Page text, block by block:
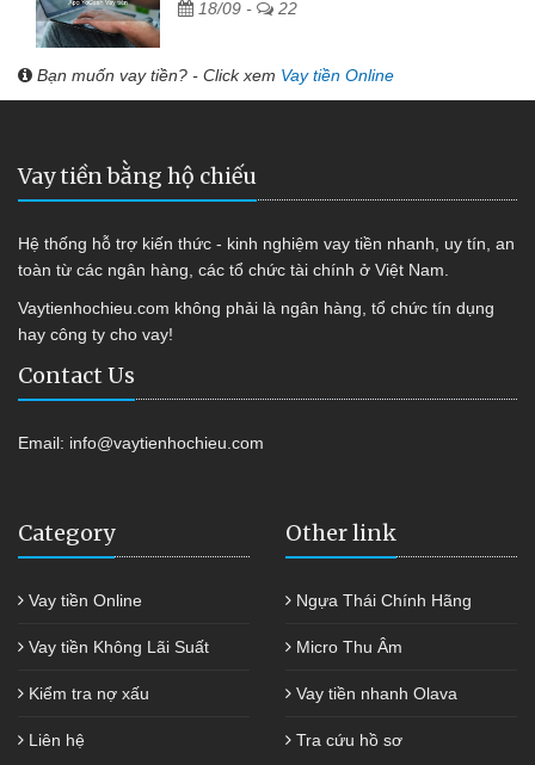
18/09 - 22
Bạn muốn vay tiền? - Click xem Vay tiền Online
Vay tiền bằng hộ chiếu
Hệ thống hỗ trợ kiến thức - kinh nghiệm vay tiền nhanh, uy tín, an
toàn từ các ngân hàng, các tổ chức tài chính ở Việt Nam.
Vaytienhochieu.com không phải là ngân hàng, tổ chức tín dụng
hay công ty cho vay!
Contact Us
Email: info@vaytienhochieu.com
Category
Vay tiền Online
Vay tiền Không Lãi Suất
Kiểm tra nợ xấu
Liên hệ
Other link
Ngựa Thái Chính Hãng
Micro Thu Âm
Vay tiền nhanh Olava
Tra cứu hồ sơ